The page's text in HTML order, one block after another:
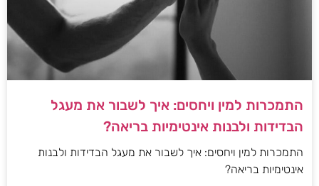
התמכרות למין ויחסים: איך לשבור את מעגל
הבדידות ולבנות אינטימיות בריאה?
התמכרות למין ויחסים: איך לשבור את מעגל הבדידות ולבנות
אינטימיות בריאה?